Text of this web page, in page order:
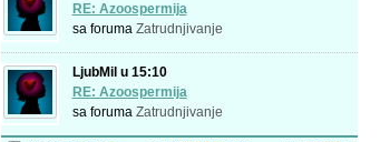
RE: Azoospermija
sa foruma Zatrudnjivanje
LjubMil u 15:10
RE: Azoospermija
sa foruma Zatrudnjivanje